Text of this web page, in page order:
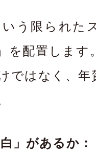
う限られた
を配置しま
ではなく、
」があるか：